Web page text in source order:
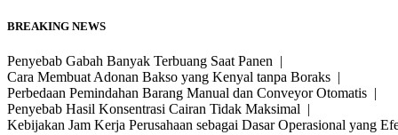
BREAKING NEWS
Penyebab Gabah Banyak Terbuang Saat Panen |
Cara Membuat Adonan Bakso yang Kenyal tanpa Boraks |
Perbedaan Pemindahan Barang Manual dan Conveyor Otomatis |
Penyebab Hasil Konsentrasi Cairan Tidak Maksimal |
Kebijakan Jam Kerja Perusahaan sebagai Dasar Operasional yang